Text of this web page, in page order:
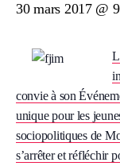
30 mars 2017 @
convie à son
unique pour les
sociopolitiques de
s’arrêter et réfléchir